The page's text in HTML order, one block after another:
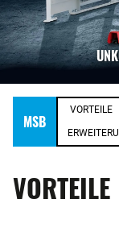
MSB
VORTEILE
VORTEILE